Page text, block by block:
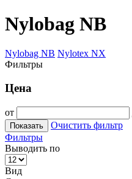
Nylobag NB
Nylobag NB Nylotex NX
Фильтры
Цена
от
Показать
Очистить фильтр
Фильтры
Выводить по
Вид